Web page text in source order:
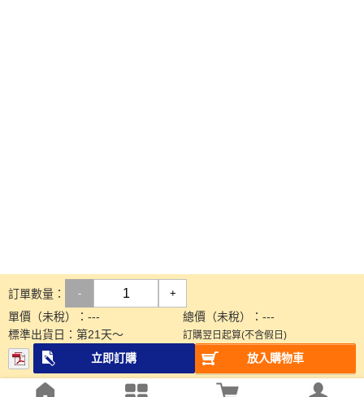
訂單數量： - +
單價（未稅）： --- 總價（未稅）： ---
標準出貨日： 第21 天～ 訂購翌日起算(不含假日)
立即訂購 放入購物車